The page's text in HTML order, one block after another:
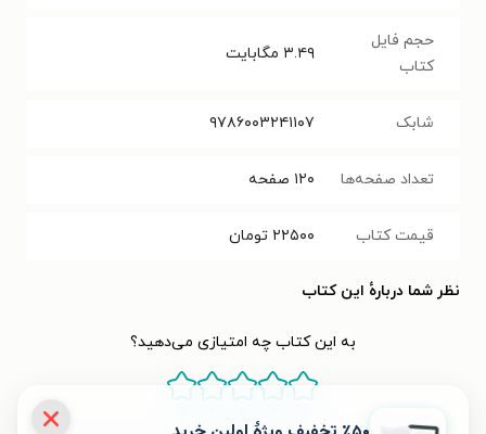
حجم فایل
کتاب
۳.۴۹ مگابایت
شابک ۹۷۸۶۰۰۳۲۴۱۱۰۷
تعداد صفحه‌ها ۱۲۰ صفحه
قیمت کتاب ۲۲۵۰۰ تومان
نظر شما دربارهٔ این کتاب
به این کتاب چه امتیازی می‌دهید؟